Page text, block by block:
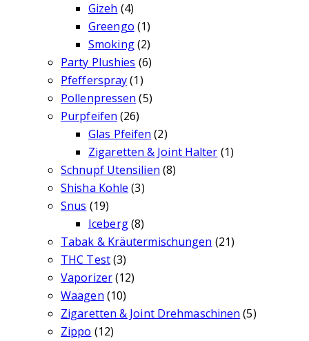
Gizeh (4)
Greengo (1)
Smoking(2)
Party Plushies (6)
Pfefferspray(1)
Pollenpressen (5)
Purpfeifen (26)
Glas Pfeifen (2)
Zigaretten & Joint Halter (1)
Schnupf Utensilien (8)
Shisha Kohle (3)
Snus (19)
Iceberg(8)
Tabak & Kräutermischungen (21)
THC Test(3)
Vaporizer(12)
Waagen (10)
Zigaretten & Joint Drehmaschinen (5)
Zippo (12)